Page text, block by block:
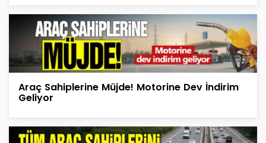
Araç Sahiplerine Müjde! Motorine Dev İndirim
Geliyor